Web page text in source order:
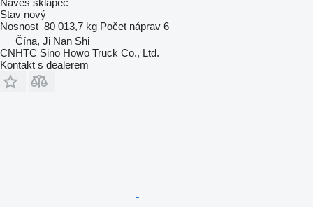
Návěs sklápěč
Stav nový
Nosnost 80 013,7 kg Počet náprav 6
Čína, Ji Nan Shi
CNHTC Sino Howo Truck Co., Ltd.
Kontakt s dealerem